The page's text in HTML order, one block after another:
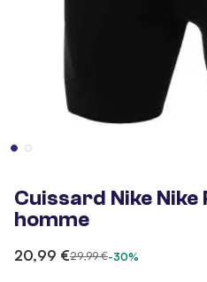
Cuissard Nike
homme
20,99 €29,99 €-30%